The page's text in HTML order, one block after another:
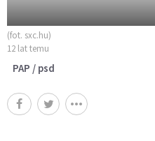
(fot. sxc.hu)
12 lat temu
PAP / psd